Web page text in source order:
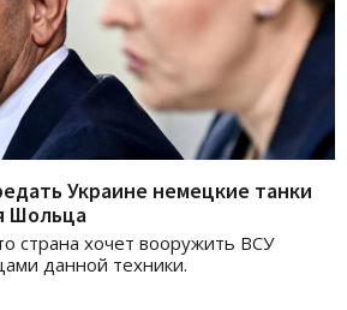
Украине немецкие танки
Шольца
страна хочет вооружить ВСУ
данной техники.